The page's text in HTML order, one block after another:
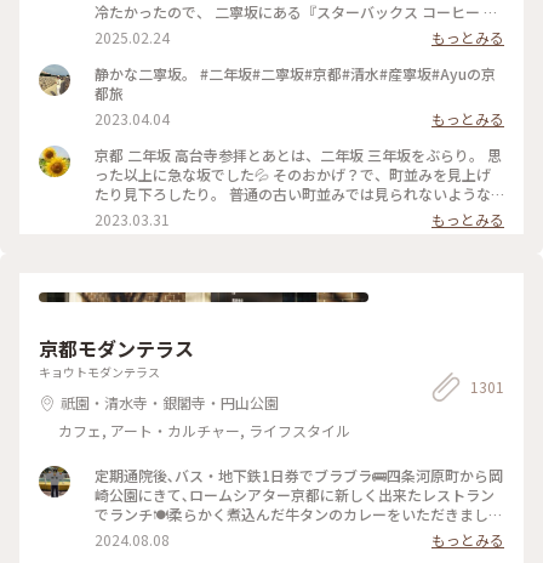
冷たかったので、 二寧坂にある『スターバックス コーヒー 京
都二寧坂ヤサカ茶屋店』さんへ行き コーヒーであたたまりま
した☕️✨ 抹茶バターサンドも美味しかった♡ こちらのスタバ
は、 築100年を超える伝統的な日本家屋の店舗で、 畳の間で
コーヒー体験が楽しめます。 私の隣にいた観光客さんが、 畳
の間はどこかと聞いてこられたので こちらですよとお伝えし
ました😊 観光客さんは「ここに来るのが 夢だったんです✨」
と話していました。 その気持ちがよくわかります。 とても素
敵なスタバでした⟡.·*. のんびりと散策が楽しい 夕暮れのニ寧
坂でした(˶ˊᵕˋ˵)✨ #二寧坂 #二年坂 #京都 #京都旅 #スターバ
ックスコーヒー京都二寧坂ヤサカ茶屋店 #スタバ #ぽかぽか #
夕暮れの二寧坂
2025.02.24
もっとみる
静かな二寧坂。 #二年坂#二寧坂#京都#清水#産寧坂#Ayuの京
都旅
2023.04.04
もっとみる
京都 二年坂 高台寺参拝とあとは、二年坂 三年坂をぶらり。 思
った以上に急な坂でした💦 そのおかげ？で、町並みを見上げ
たり見下ろしたり。 普通の古い町並みでは見られないような
風景でした。 そして、見たかった町並み越しの五重塔✨ ちょ
うどお庭からしだれ桜の枝が出ていて、フォトスポットになっ
お花見 #桜
2023.03.31 もっとみる
京都モダンテラス
キョウトモダンテラス
祇園・清水寺・銀閣寺・円山公園
カフェ, アート・カルチャー, ライフスタイル
1301
定期通院後､バス・地下鉄1日券でブラブラ🚌四条河原町から岡
崎公園にきて､ロームシアター京都に新しく出来たレストラン
でランチ🍽️柔らかく煮込んだ牛タンのカレーをいただきました
🍛 #グルメ #ランチ #カレー
2024.08.08
もっとみる